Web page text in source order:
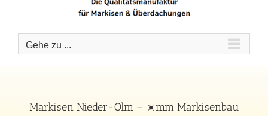
Gehe zu ...
Markisen Nieder-Olm – ☀️mm Markisenbau